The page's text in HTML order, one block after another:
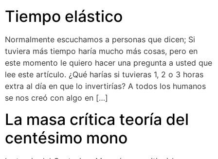
Tiempo elástico
Normalmente escuchamos a personas que dicen; Si
tuviera más tiempo haría mucho más cosas, pero en
este momento le quiero hacer una pregunta a usted que
lee este artículo. ¿Qué harías si tuvieras 1, 2 o 3 horas
extra al día en que lo invertirías? A todos los humanos
se nos creó con algo en […]
La masa crítica teoría del
centésimo mono